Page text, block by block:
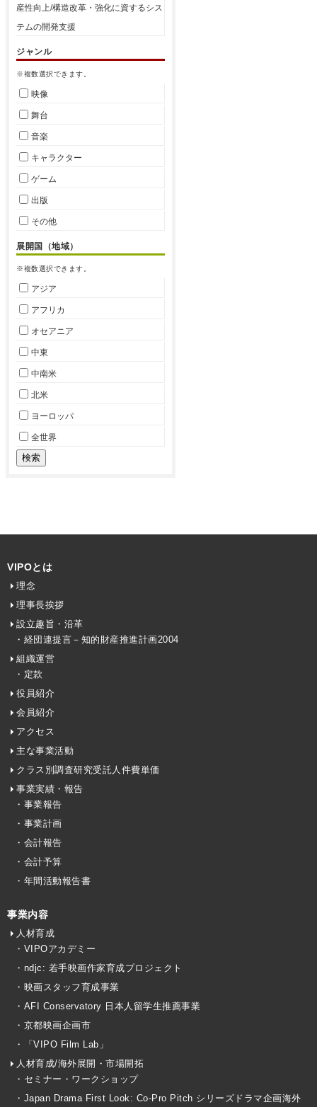
産性向上/構造改革・強化に資するシス
テムの開発支援
ジャンル
※複数選択できます。
映像
舞台
音楽
キャラクター
ゲーム
出版
その他
展開国（地域）
※複数選択できます。
アジア
アフリカ
オセアニア
中東
中南米
北米
ヨーロッパ
全世界
VIPOとは
理念
理事長挨拶
設立趣旨・沿革
・経団連提言－知的財産推進計画2004
組織運営
・定款
役員紹介
会員紹介
アクセス
主な事業活動
クラス別調査研究受託人件費単価
事業実績・報告
・事業報告
・事業計画
・会計報告
・会計予算
・年間活動報告書
事業内容
人材育成
・VIPOアカデミー
・ndjc: 若手映画作家育成プロジェクト
・映画スタッフ育成事業
・AFI Conservatory 日本人留学生推薦事業
・京都映画企画市
・「VIPO Film Lab」
人材育成/海外展開・市場開拓
・セミナー・ワークショップ
・Japan Drama First Look: Co-Pro Pitch シリーズドラマ企画海外